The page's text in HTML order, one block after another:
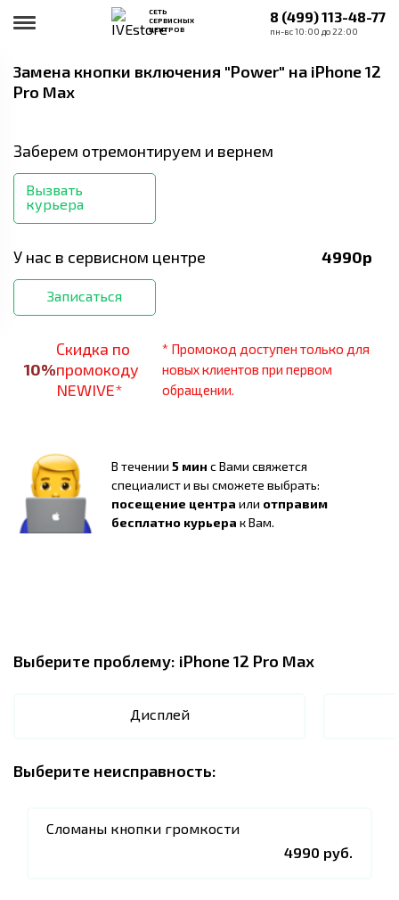
СЕТЬ
СЕРВИСНЫХ
ЦЕНТРОВ
8 (499) 113-48-77
пн-вс 10:00 до 22:00
Замена кнопки включения "Power" на iPhone 12
Pro Max
Заберем отремонтируем и вернем
Вызвать
курьера
У нас в сервисном центре 4990р
Записаться
10%
Скидка по
промокоду
NEWIVE*
* Промокод доступен только для
новых клиентов при первом
обращении.
В течении 5 мин с Вами свяжется
специалист и вы сможете выбрать:
посещение центра или отправим
бесплатно курьера к Вам.
Выберите проблему: iPhone 12 Pro Max
Дисплей
Выберите неисправность:
Сломаны кнопки громкости
4990 руб.